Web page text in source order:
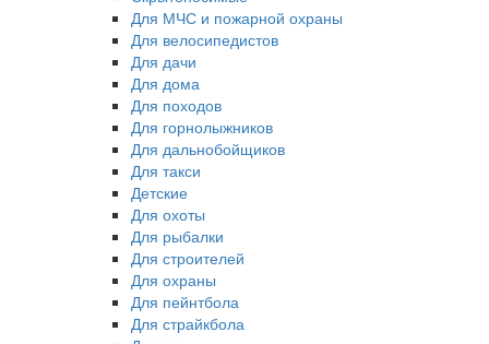
Для МЧС и пожарной охраны
Для велосипедистов
Для дачи
Для дома
Для походов
Для горнолыжников
Для дальнобойщиков
Для такси
Детские
Для охоты
Для рыбалки
Для строителей
Для охраны
Для пейнтбола
Для страйкбола